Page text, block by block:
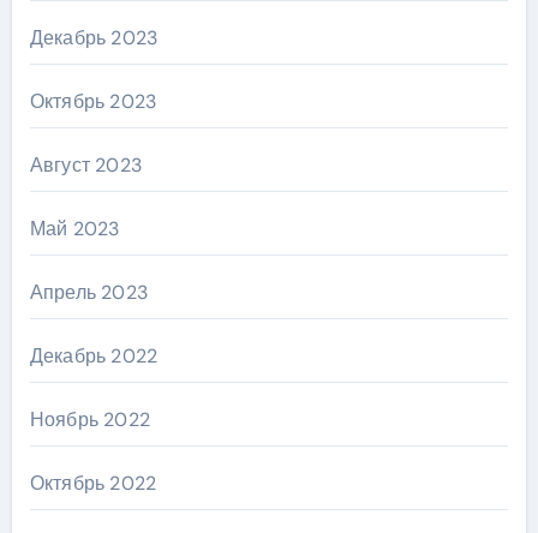
Декабрь 2023
Октябрь 2023
Август 2023
Май 2023
Апрель 2023
Декабрь 2022
Ноябрь 2022
Октябрь 2022